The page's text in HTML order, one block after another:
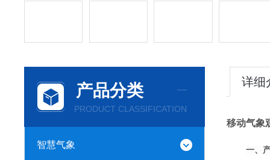
产品分类
PRODUCT CLASSIFICATION
智慧气象
详细
移动气象
一、